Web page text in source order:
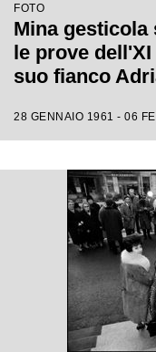
FOTO
Mina gesticola
le prove
suo fianco
28 GENNAIO 1961 - 06